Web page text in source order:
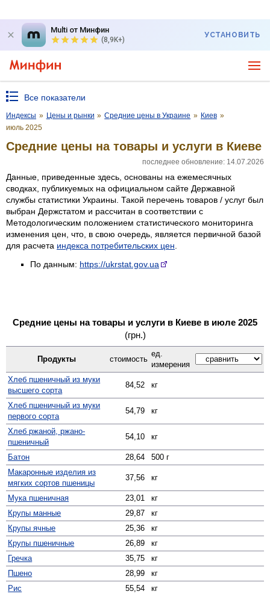
Multi от Минфин
(8,9K+)
УСТАНОВИТЬ
Все показатели
Индексы » Цены и рынки » Средние цены в Украине » Киев »
июль 2025
Средние цены на товары и услуги в Киеве
последнее обновление: 14.07.2026
Данные, приведенные здесь, основаны на ежемесячных
сводках, публикуемых на официальном сайте Державной
службы статистики Украины. Такой перечень товаров / услуг был
выбран Держстатом и рассчитан в соответствии с
Методологическим положением статистического мониторинга
изменения цен, что, в свою очередь, является первичной базой
для расчета индекса потребительских цен
По данным: https://ukrstat.gov.ua
Средние цены на товары и услуги в Киеве в июле 2025
(грн.)
Продукты стоимость
ед.
измерения
Хлеб пшеничный из муки
высшего сорта
84,52 кг
Хлеб пшеничный из муки
первого сорта
54,79 кг
Хлеб ржаной, ржано-
пшеничный
54,10 кг
Батон 28,64
500 г
Макаронные изделия из
мягких сортов пшеницы
37,56 кг
Мука пшеничная 23,01
кг
Крупы манные
29,87
кг
Крупы ячные
25,36
кг
Крупы пшеничные
26,89
кг
Гречка
35,75
кг
Пшено
28,99
кг
Рис
55,54
кг